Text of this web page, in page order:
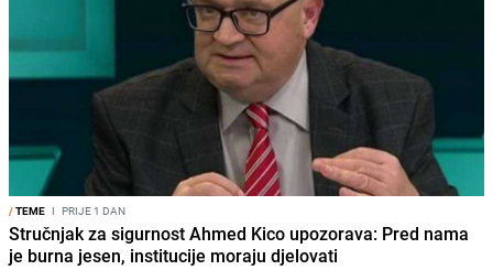
/TEME I PRIJE 1 DAN
Stručnjak za sigurnost Ahmed Kico upozorava: Pred nama
je burna jesen, institucije moraju djelovati